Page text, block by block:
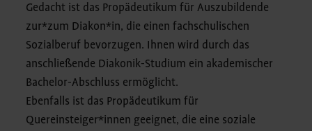
Gedacht ist das Propädeutikum für Auszubildende
zur*zum Diakon*in, die einen fachschulischen
Sozialberuf bevorzugen. Ihnen wird durch das
anschließende Diakonik-Studium ein akademischer
Bachelor-Abschluss ermöglicht.
Ebenfalls ist das Propädeutikum für
Quereinsteiger*innen geeignet, die eine soziale